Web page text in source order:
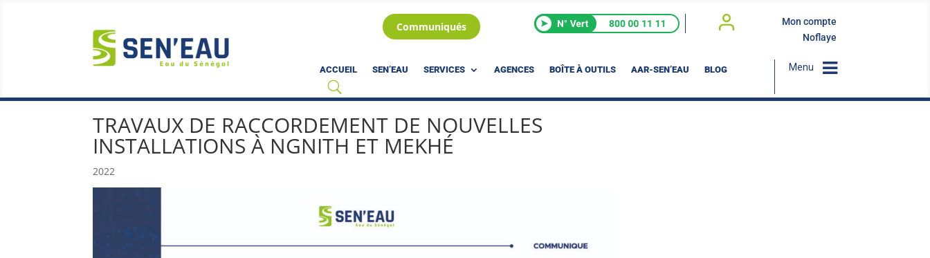
Communiqués
Mon compte
Noflaye
ACCUEIL SEN’EAU SERVICES AGENCES BOÎTE À OUTILS AAR-SEN’EAU BLOG Menu
TRAVAUX DE RACCORDEMENT DE NOUVELLES
INSTALLATIONS À NGNITH ET MEKHÉ
2022